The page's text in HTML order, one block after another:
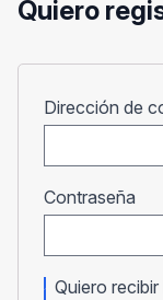
Quiero
Dirección de
Contraseña
Quiero